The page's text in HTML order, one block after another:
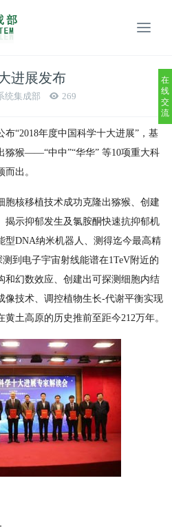
进展发布
统集成部 269
“2018年度中国科学十大进展”，基
猕猴——“中中”“华华” 等10项重大科
出。
胞核移植技术成功克隆出猕猴、创建
揭示抑郁发生及氯胺酮快速抗抑郁机
型DNA纳米机器人、测得迄今最高精
到电子宇宙射线能谱在1TeV附近的
和幻数效应、创建出可探测细胞内结
像技术、调控植物生长-代谢平衡实现
土高原的历史推前至距今212万年。
在
线
交
流